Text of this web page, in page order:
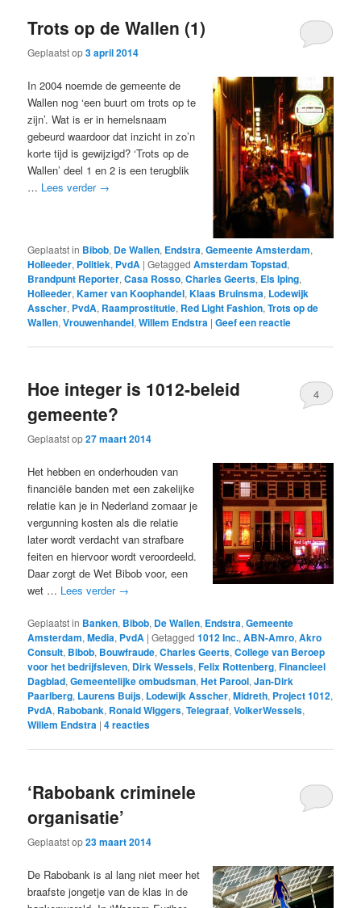
Trots op de Wallen (1)
Geplaatst op3 april 2014
In 2004 noemde de gemeente de
Wallen nog ‘een buurt om trots op te
zijn’. Wat is er in hemelsnaam
gebeurd waardoor dat inzicht in zo’n
korte tijd is gewijzigd? ‘Trots op de
Wallen’ deel 1 en 2 is een terugblik
… Lees verder →
Geplaatst in Bibob, De Wallen, Endstra,Gemeente Amsterdam,
Holleeder, Politiek, PvdA |Getagged Amsterdam Topstad,
Brandpunt Reporter,Casa Rosso,Charles Geerts, Els Iping,
Holleeder,Kamer van Koophandel,Klaas Bruinsma, Lodewijk
Asscher, PvdA, Raamprostitutie, Red Light Fashion,Trots op de
Wallen,Vrouwenhandel,Willem Endstra |Geef een reactie
Hoe integer is 1012-beleid
gemeente?
Geplaatst op27 maart 2014
4
Het hebben en onderhouden van
financiële banden met een zakelijke
relatie kan je in Nederland zomaar je
vergunning kosten als die relatie
later wordt verdacht van strafbare
feiten en hiervoor wordt veroordeeld.
Daar zorgt de Wet Bibob voor, een
wet … Lees verder →
Geplaatst in Banken, Bibob, De Wallen, Endstra,Gemeente
Amsterdam,Media, PvdA |Getagged 1012 Inc.,ABN-Amro,Akro
Consult, Bibob, Bouwfraude,Charles Geerts,College van Beroep
voor het bedrijfsleven, Dirk Wessels,Felix Rottenberg,Financieel
Dagblad,Gemeentelijke ombudsman,Het Parool,Jan-Dirk
Paarlberg, Laurens Buijs, Lodewijk Asscher,Midreth, Project 1012,
PvdA, Rabobank, Ronald Wiggers,Telegraaf,VolkerWessels,
Willem Endstra |4reacties
‘Rabobank criminele
organisatie’
Geplaatst op23 maart 2014
De Rabobank is al lang niet meer het
braafste jongetje van de klas in de